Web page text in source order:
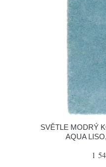
SVĚTLE MODRÝ
AQUA
1